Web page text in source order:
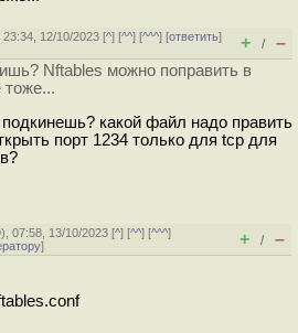
23:34, 12/10/2023 [^] [^^] [^^^] [ответить]
+ / –
Nftables можно поправить в
тоже...
какой файл надо править
порт 1234 только для tcp для
), 07:58, 13/10/2023 [^] [^^] [^^^]
] + / –